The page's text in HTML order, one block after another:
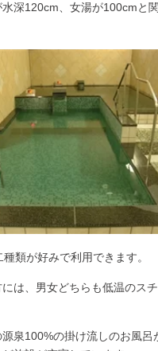
深120cm、女湯が100cmと
類が好みで利用できます。
は、男女どちらも低温のス
泉100%の掛け流しのお風呂